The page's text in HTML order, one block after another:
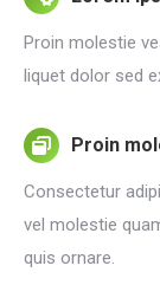
Proin molestie
liquet dolor sed
Proin
Consectetur
vel molestie
quis ornare.